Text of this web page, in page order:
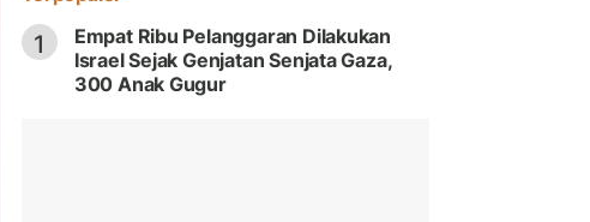
1
Empat Ribu Pelanggaran Dilakukan
Israel Sejak Genjatan Senjata Gaza,
300 Anak Gugur